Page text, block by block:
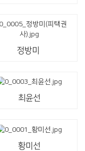
정방미
최윤선
황미선